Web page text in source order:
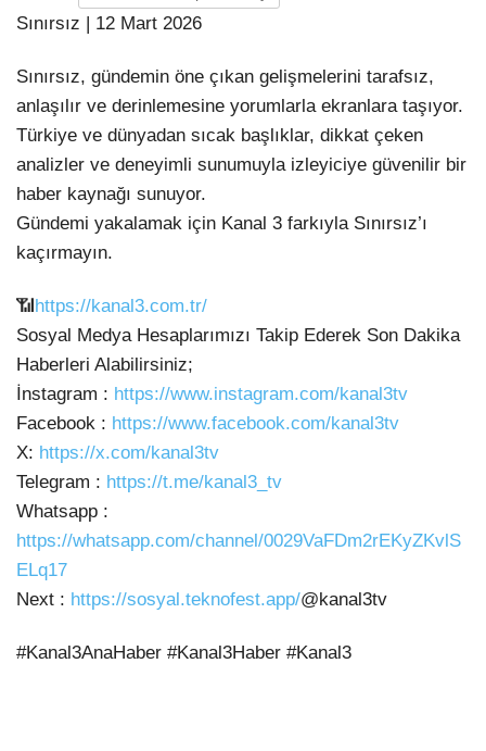
Sınırsız | 12 Mart 2026
Sınırsız, gündemin öne çıkan gelişmelerini tarafsız,
anlaşılır ve derinlemesine yorumlarla ekranlara taşıyor.
Türkiye ve dünyadan sıcak başlıklar, dikkat çeken
analizler ve deneyimli sunumuyla izleyiciye güvenilir bir
haber kaynağı sunuyor.
Gündemi yakalamak için Kanal 3 farkıyla Sınırsız’ı
kaçırmayın.
📶 https://kanal3.com.tr/
Sosyal Medya Hesaplarımızı Takip Ederek Son Dakika
Haberleri Alabilirsiniz;
İnstagram : https://www.instagram.com/kanal3tv
Facebook : https://www.facebook.com/kanal3tv
X: https://x.com/kanal3tv
Telegram : https://t.me/kanal3_tv
Whatsapp :
https://whatsapp.com/channel/0029VaFDm2rEKyZKvlS
ELq17
Next : https://sosyal.teknofest.app/@kanal3tv
#Kanal3AnaHaber #Kanal3Haber #Kanal3